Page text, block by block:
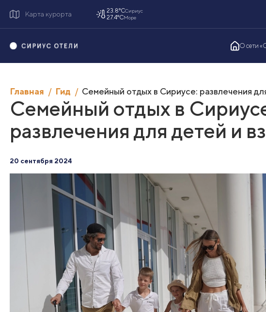
Карта курорта 23.8°CСириус
27.4°CМоре
О сети
Главная Гид Семейный отдых в Сириусе: развлечения
Семейный отдых в
развлечения для детей и
20 сентября 2024